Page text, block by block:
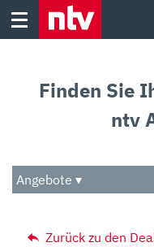
Skip
Audio
Das Beste
Finden Sie
ntv
Angebote ▾
Zurück zu den